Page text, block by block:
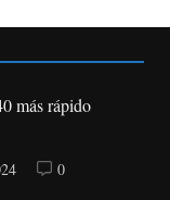
más rápido
0